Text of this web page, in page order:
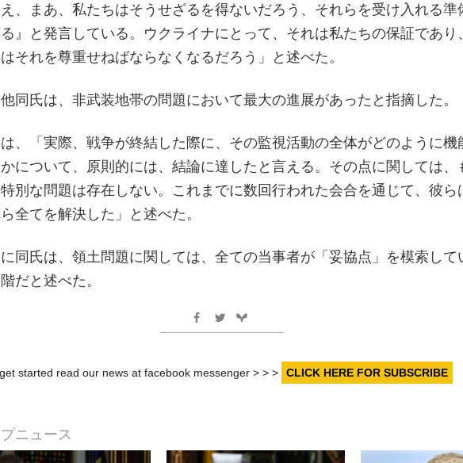
え、まあ、私たちはそうせざるを得ないだろう、それらを受け入れる準
』と発言している。ウクライナにとって、それは私たちの保証であり、
それを尊重せねばならなくなるだろう」と述べた。
同氏は、非武装地帯の問題において最大の進展があったと指摘した。
、「実際、戦争が終結した際に、その監視活動の全体がどのように機
について、原則的には、結論に達したと言える。その点に関しては、
別な問題は存在しない。これまでに数回行われた会合を通じて、彼ら
全てを解決した」と述べた。
同氏は、領土問題に関しては、全ての当事者が「妥協点」を模索して
だと述べた。
get started read our news at facebook messenger > > > CLICK HERE FOR SUBSCRIBE
ニュース